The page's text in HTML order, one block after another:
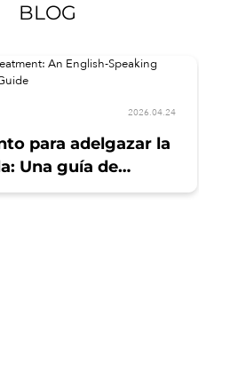
BLOG
2026.04.24
para adelgazar la
Una guía de
en inglés